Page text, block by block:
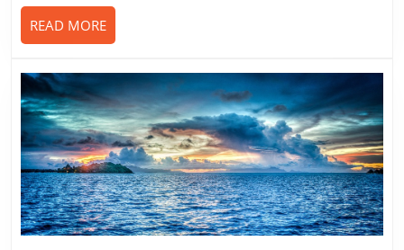
READ MOREREAD
MORE